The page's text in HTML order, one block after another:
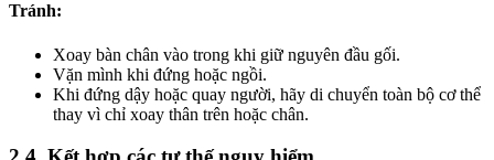
Tránh:
Xoay bàn chân vào trong khi giữ nguyên đầu gối.
Vặn mình khi đứng hoặc ngồi.
Khi đứng dậy hoặc quay người, hãy di chuyển toàn bộ cơ thể
thay vì chỉ xoay thân trên hoặc chân.